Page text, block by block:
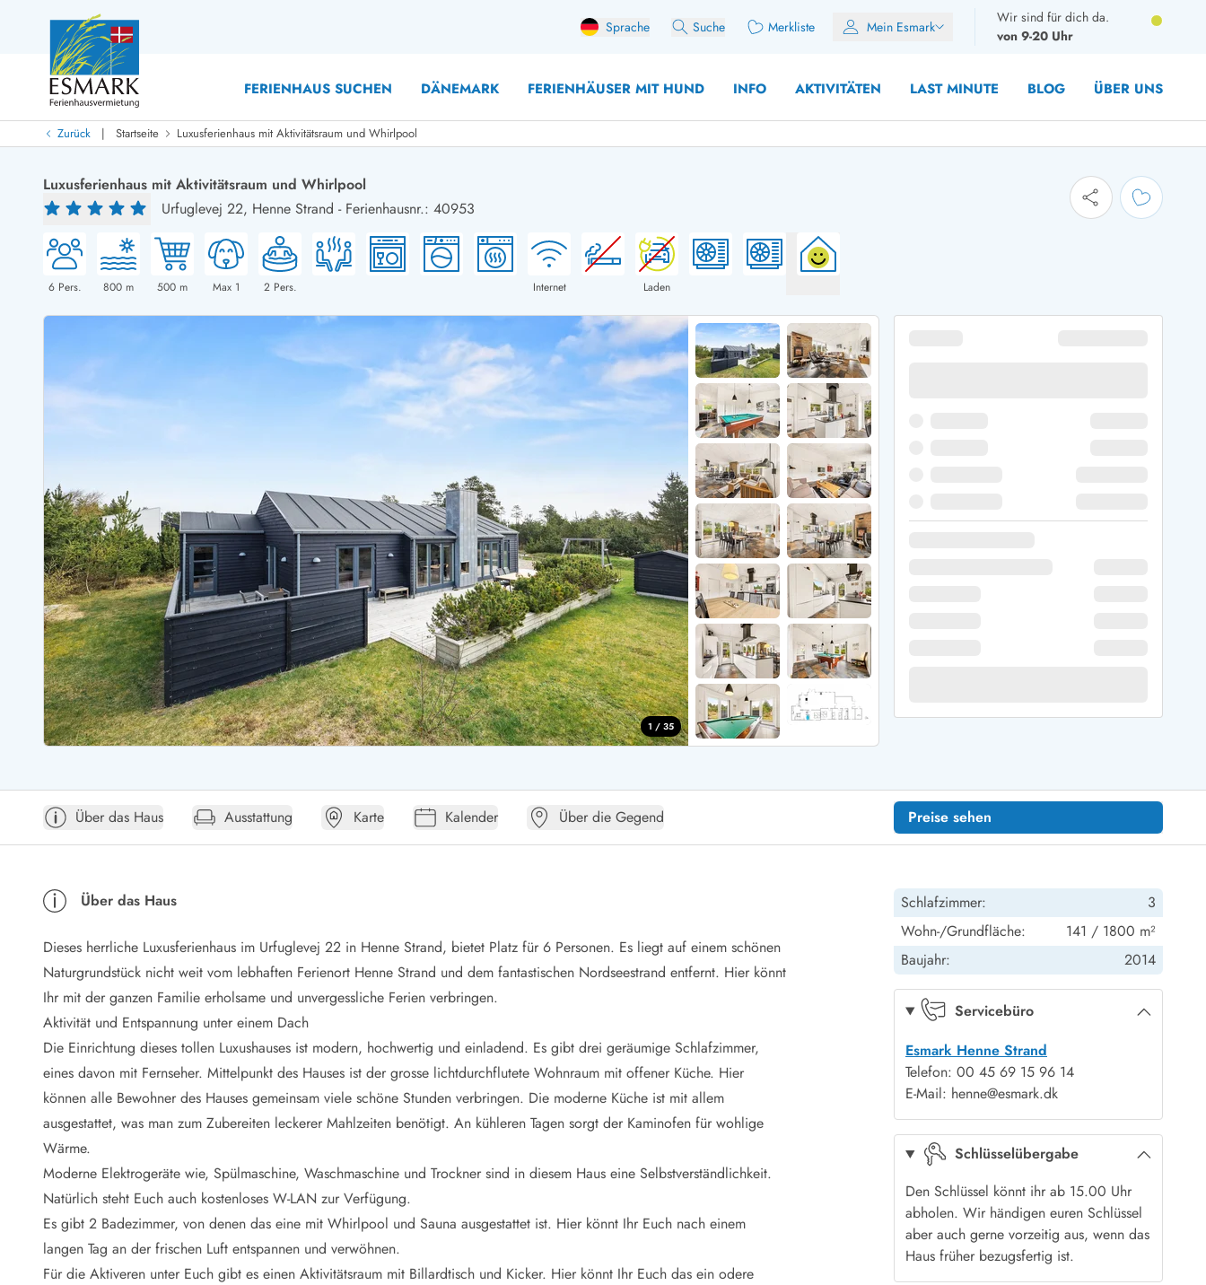
Sprache Suche Merkliste Mein Esmark
Wir sind für dich da.
von 9-20 Uhr
FERIENHAUS SUCHEN DÄNEMARK FERIENHÄUSER MIT HUND INFO AKTIVITÄTEN LAST MINUTE BLOG ÜBER UNS
Last Minute
Last Minute
Neu bei uns!
Neue Ferienhäuser bei ESMARKFerienhäuser mit PoolFerienhäuser mit Hund
Neurenovierte Ferienhäuser
Ferienhäuser mit Endreinigung inklusive
Ferienhäuser dicht am Strand
Ferienhäuser neu gebaut
Ferienhäuser mit Aussicht
Ferienhäuser mit Sonntagswechsel
Ferienhäuser für Angler
Ferienhäuser mit Aktivitätsraum
Ferienhäuser mit Kaminofen
Ferienhäuser mit Kindern
Luxus Ferienhäuser
Ferienhäuser mit Nebensaionrabatt
Ferienhaus für 2 Personen
Ferienhaus für 6 Personen
Ferienhaus für 8 Personen
Ferienhaus für 10 Personen
Ferienhaus für Gruppen
Ferienhäuser im Frühjahr
Ferienhäuser im Sommer
Ferienhäuser im Herbst
Ferienhäuser im Winter
Ferienhäuser über Weihnachten
Ferienhäuser über Silvester
Ferienhäuser Bjerregard Ferienhäuser BlavandFerienhäuser Hvide SandeFerienhäuser Sondervig
Ferienhäuser Argab
Ferienhäuser in Arrild
Ferienhäuser Bjerregard
Ferienhäuser Blavand
Ferienhäuser Bork Havn
Ferienhäuser Fjand
Ferienhäuser Fanö
Ferienhäuser Graerup Strand
Ferienhäuser Haurvig
Ferienhäuser Henne Strand
Ferienhäuser Ho
Ferienhäuser Houstrup
Ferienhäuser Houvig
Ferienhäuser auf Holmsland Klit
Ferienhäuser in Holmsland
Ferienhäuser Hvide Sande
Ferienhäuser Jegum
Ferienhäuser Klegod
Ferienhäuser Lodbjerg Hede
Ferienhäuser Nr. Lyngvig
Ferienhäuser in Nymindegab
Ferienhäuser Römö
Ferienhäuser am Ringköbing Fjord
Ferienhäuser Sondervig
Ferienhäuser Skodbjerge
Ferienhäuser in Thorsminde
Ferienhäuser Vederso Klit
Ferienhäuser Vejers Strand
Ferienhäuser Vester Husby
Öffnungszeiten
Anreise
Ferienhaus ABC
Häufige Fragen zur Buchung
Verleihservice
Reisescheckliste
Endreinigung
Gutschein
Frühbucher
Mietbedingungen
Reiseführer Dänemark
Tipps für Urlaub in Dänemark
Wetter in Dänemark
Saisonzeiten
Badesicherheit im Meer
Naturschutz
Webcam Dänemark
Ferienhauskatalog
Fotowettbewerb
Zurück | Startseite Luxusferienhaus mit Aktivitätsraum und Whirlpool
Luxusferienhaus mit Aktivitätsraum und Whirlpool
Urfuglevej 22, Henne Strand - Ferienhausnr.: 40953
6Pers. 800 m 500 m Max 1 2Pers. Internet Laden
1 / 35
Über das Haus Ausstattung Karte Kalender Über die Gegend Preise sehen
Über das Haus
Dieses herrliche Luxusferienhaus im Urfuglevej 22 in Henne Strand, bietet Platz für 6 Personen. Es liegt auf einem schönen
Naturgrundstück nicht weit vom lebhaften Ferienort Henne Strand und dem fantastischen Nordseestrand entfernt. Hier könnt
Ihr mit der ganzen Familie erholsame und unvergessliche Ferien verbringen.
Aktivität und Entspannung unter einem Dach
Die Einrichtung dieses tollen Luxushauses ist modern, hochwertig und einladend. Es gibt drei geräumige Schlafzimmer,
eines davon mit Fernseher. Mittelpunkt des Hauses ist der grosse lichtdurchflutete Wohnraum mit offener Küche. Hier
können alle Bewohner des Hauses gemeinsam viele schöne Stunden verbringen. Die moderne Küche ist mit allem
ausgestattet, was man zum Zubereiten leckerer Mahlzeiten benötigt. An kühleren Tagen sorgt der Kaminofen für wohlige
Wärme.
Moderne Elektrogeräte wie, Spülmaschine, Waschmaschine und Trockner sind in diesem Haus eine Selbstverständlichkeit.
Natürlich steht Euch auch kostenloses W-LAN zur Verfügung.
Es gibt 2 Badezimmer, von denen das eine mit Whirlpool und Sauna ausgestattet ist. Hier könnt Ihr Euch nach einem
langen Tag an der frischen Luft entspannen und verwöhnen.
Für die Aktiveren unter Euch gibt es einen Aktivitätsraum mit Billardtisch und Kicker. Hier könnt Ihr Euch das ein odere
Schlafzimmer:
3
Wohn-/Grundfläche:
141 / 1800 m²
Baujahr:
2014
Servicebüro
Esmark Henne Strand
Telefon: 00 45 69 15 96 14
E-Mail: henne@esmark.dk
Schlüsselübergabe
Den Schlüssel könnt ihr ab 15.00 Uhr
abholen. Wir händigen euren Schlüssel
aber auch gerne vorzeitig aus, wenn das
Haus früher bezugsfertig ist.